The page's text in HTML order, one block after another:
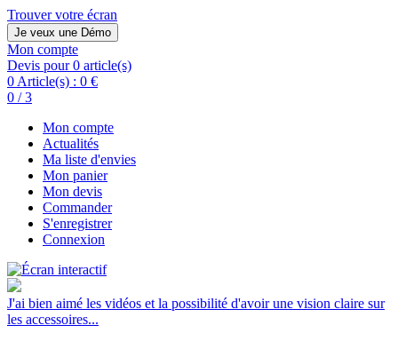
Trouver votre écran
Je veux une Démo
Mon compte
Devis pour 0 article(s)
0 Article(s) : 0 €
0 / 3
Mon compte
Actualités
Ma liste d'envies
Mon panier
Mon devis
Commander
S'enregistrer
Connexion
J'ai bien aimé les vidéos et la possibilité d'avoir une vision claire sur
les accessoires...